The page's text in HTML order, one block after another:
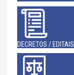
DECRETOS / EDITAIS